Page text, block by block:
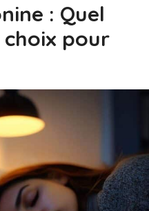
: Quel
pour